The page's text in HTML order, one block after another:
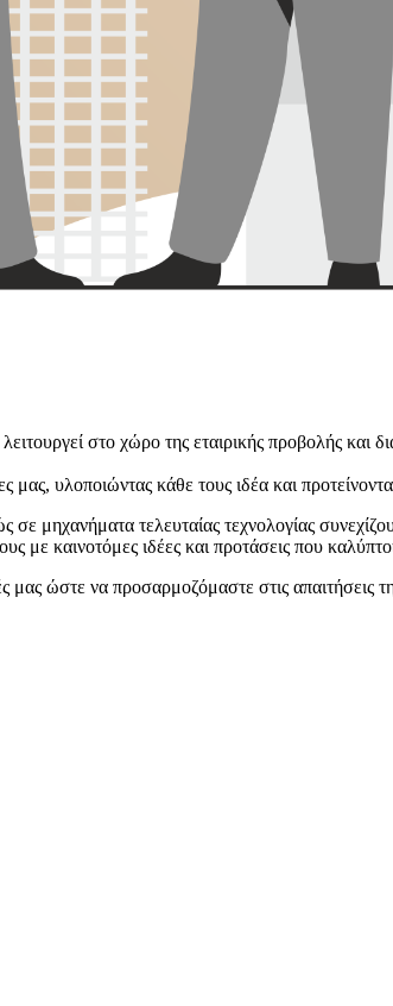
στο χώρο της εταιρικής προβολής και
υλοποιώντας κάθε τους ιδέα και
μηχανήματα τελευταίας τεχνολογίας
καινοτόμες ιδέες και προτάσεις που
μας ώστε να προσαρμοζόμαστε στις απαιτήσεις